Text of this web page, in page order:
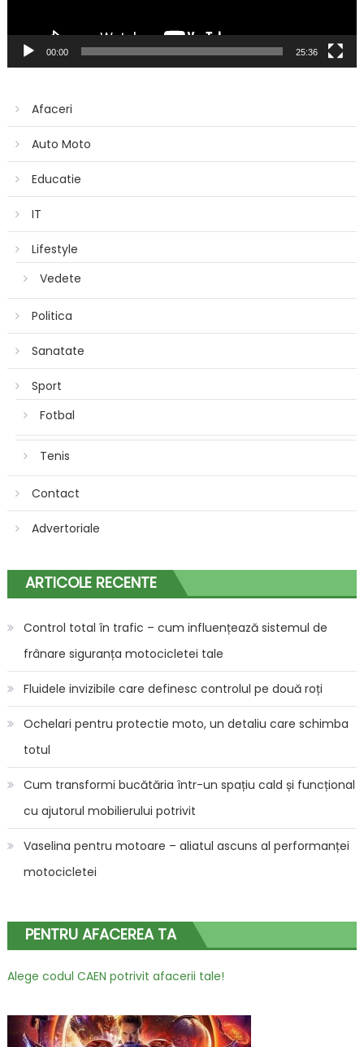
00:00 25:36
Afaceri
Auto Moto
Educatie
IT
Lifestyle
Vedete
Politica
Sanatate
Sport
Fotbal
Tenis
Contact
Advertoriale
ARTICOLE RECENTE
Control total în trafic – cum influențează sistemul de
frânare siguranța motocicletei tale
Fluidele invizibile care definesc controlul pe două roți
Ochelari pentru protectie moto, un detaliu care schimba
totul
Cum transformi bucătăria într-un spațiu cald și funcțional
cu ajutorul mobilierului potrivit
Vaselina pentru motoare – aliatul ascuns al performanței
motocicletei
PENTRU AFACEREA TA
Alege codul CAEN potrivit afacerii tale!